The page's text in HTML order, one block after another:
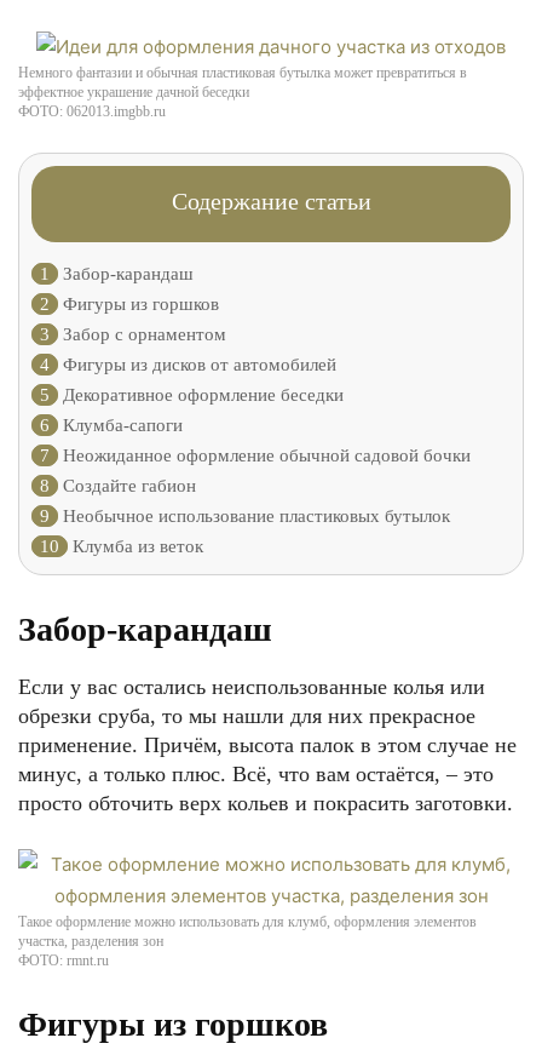
Немного фантазии и обычная пластиковая бутылка может превратиться в
эффектное украшение дачной беседки
ФОТО: 062013.imgbb.ru
Содержание статьи
1
Забор-карандаш
2
Фигуры из горшков
3
Забор с орнаментом
4
Фигуры из дисков от автомобилей
5
Декоративное оформление беседки
6
Клумба-сапоги
7
Неожиданное оформление обычной садовой бочки
8
Создайте габион
9
Необычное использование пластиковых бутылок
10
Клумба из веток
Забор-карандаш
Если у вас остались неиспользованные колья или
обрезки сруба, то мы нашли для них прекрасное
применение. Причём, высота палок в этом случае не
минус, а только плюс. Всё, что вам остаётся, – это
просто обточить верх кольев и покрасить заготовки.
Такое оформление можно использовать для клумб, оформления элементов
участка, разделения зон
ФОТО: rmnt.ru
Фигуры из горшков